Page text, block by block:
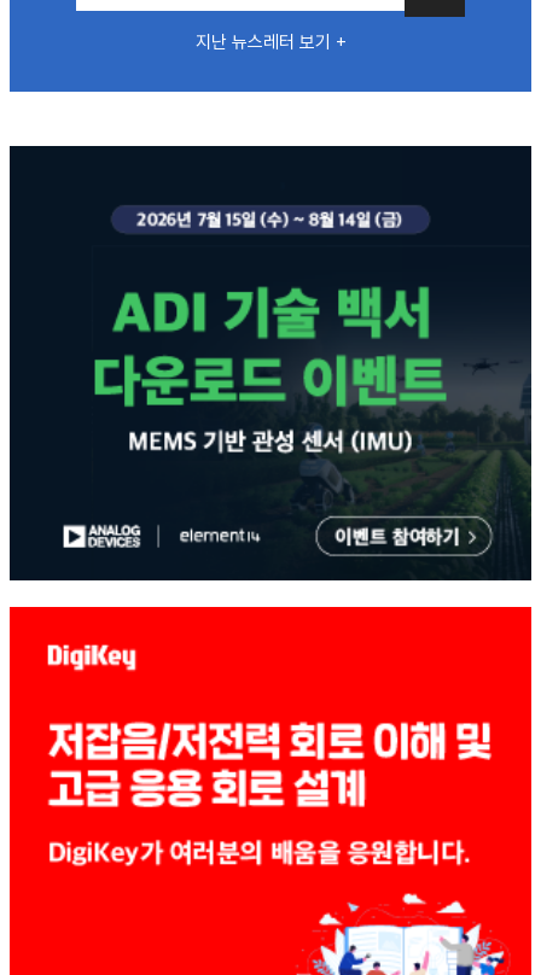
지난 뉴스레터 보기 +